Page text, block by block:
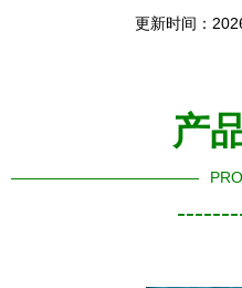
更新时间：
产